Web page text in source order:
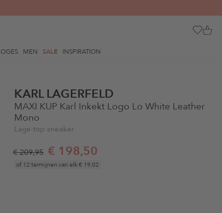
MEN SALE INSPIRATION
KARL LAGERFELD
MAXI KUP Karl Inkekt Logo Lo White Leather
Mono
Lage-top sneaker
€ 209,95 € 198,50
of 12 termijnen van elk€ 19,02